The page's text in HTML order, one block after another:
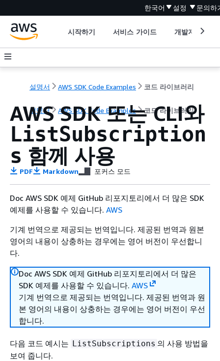
한국어 설정 문의하
시작하기 서비스 가이드 개발자 도구
설명서 AWS SDK Code Examples 코드 라이브러리
설명서 AWS SDK Code Examples 코드 라이브러리
AWS SDK 또는 CLI와
ListSubscription
s 함께 사용
PDF Markdown 포커스 모드
Doc AWS SDK 예제 GitHub 리포지토리에서 더 많은 SDK
예제를 사용할 수 있습니다. AWS
기계 번역으로 제공되는 번역입니다. 제공된 번역과 원본
영어의 내용이 상충하는 경우에는 영어 버전이 우선합니
다.
Doc AWS SDK 예제 GitHub 리포지토리에서 더 많은
SDK 예제를 사용할 수 있습니다. AWS
기계 번역으로 제공되는 번역입니다. 제공된 번역과 원
본 영어의 내용이 상충하는 경우에는 영어 버전이 우선
합니다.
다음 코드 예시는 ListSubscriptions 의 사용 방법을
보여 줍니다.